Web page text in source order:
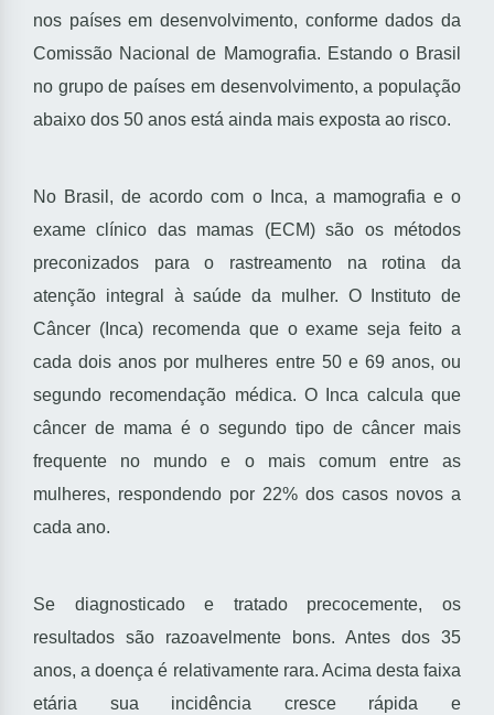
nos países em desenvolvimento, conforme dados da
Comissão Nacional de Mamografia. Estando o Brasil
no grupo de países em desenvolvimento, a população
abaixo dos 50 anos está ainda mais exposta ao risco.
No Brasil, de acordo com o Inca, a mamografia e o
exame clínico das mamas (ECM) são os métodos
preconizados para o rastreamento na rotina da
atenção integral à saúde da mulher. O Instituto de
Câncer (Inca) recomenda que o exame seja feito a
cada dois anos por mulheres entre 50 e 69 anos, ou
segundo recomendação médica. O Inca calcula que
câncer de mama é o segundo tipo de câncer mais
frequente no mundo e o mais comum entre as
mulheres, respondendo por 22% dos casos novos a
cada ano.
Se diagnosticado e tratado precocemente, os
resultados são razoavelmente bons. Antes dos 35
anos, a doença é relativamente rara. Acima desta faixa
etária sua incidência cresce rápida e